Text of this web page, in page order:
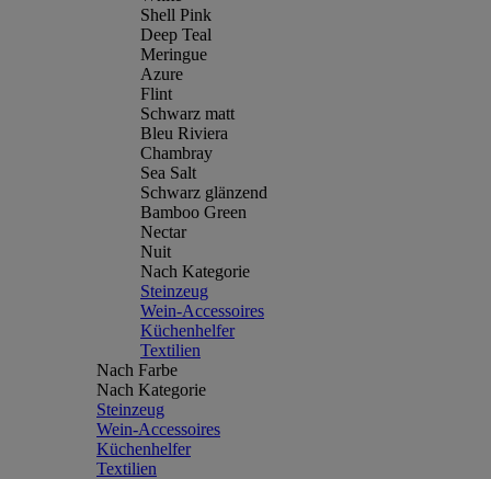
Shell Pink
Deep Teal
Meringue
Azure
Flint
Schwarz matt
Bleu Riviera
Chambray
Sea Salt
Schwarz glänzend
Bamboo Green
Nectar
Nuit
Nach Kategorie
Steinzeug
Wein-Accessoires
Küchenhelfer
Textilien
Nach Farbe
Nach Kategorie
Steinzeug
Wein-Accessoires
Küchenhelfer
Textilien